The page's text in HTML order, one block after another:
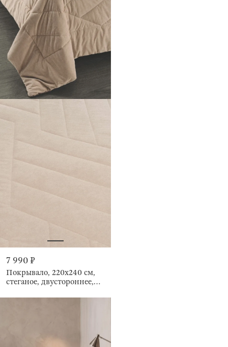
7 990 ₽
Покрывало, 220х240 см,
стеганое, двустороннее,